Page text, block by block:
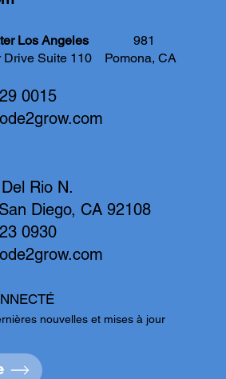
Los Angeles 981
Drive Suite 110 Pomona, CA
0015
Del Rio N.
CA 92108
0930
nouvelles et mises à jour